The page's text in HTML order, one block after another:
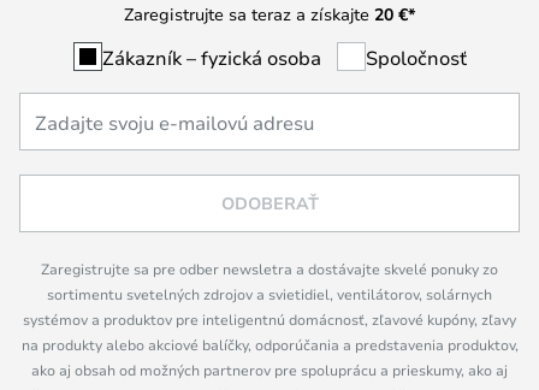
Zaregistrujte sa teraz a získajte 20 €*
Zákazník – fyzická osoba Spoločnosť
ODOBERAŤ
Zaregistrujte sa pre odber newsletra a dostávajte skvelé ponuky zo
sortimentu svetelných zdrojov a svietidiel, ventilátorov, solárnych
systémov a produktov pre inteligentnú domácnosť, zľavové kupóny, zľavy
na produkty alebo akciové balíčky, odporúčania a predstavenia produktov,
ako aj obsah od možných partnerov pre spoluprácu a prieskumy, ako aj